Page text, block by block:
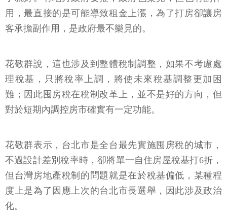
用，最直接的是可能導致租金上漲，為了打房卻讓房
客承擔副作用，是政府最不樂見的。
花敬群說，這也涉及到整體稅制調整，如果不考慮處
理稅基，只將稅率上調，將使未來稅基調整更加困
難；因此囤房稅在稅制改革上，並不是好的方向，但
對於短期內調控房市確實有一定功能。
花敬群表示，台北市是全台最先實施囤房稅的城市，
不過設計差別稅率時，卻將單一自住房屋稅基打6折，
但台灣房地產稅制的問題就是在於稅基偏低，某種程
度上是為了因應上次的台北市長選舉，因此涉及政治
化。